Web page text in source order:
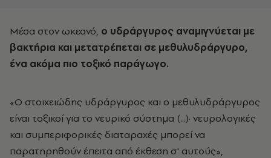
Μέσα στον ωκεανό, ο υδράργυρος αναμιγνύεται με
βακτήρια και μετατρέπεται σε μεθυλυδράργυρο,
ένα ακόμα πιο τοξικό παράγωγο.
«Ο στοιχειώδης υδράργυρος και ο μεθυλυδράργυρος
είναι τοξικοί για το νευρικό σύστημα (...)· νευρολογικές
και συμπεριφορικές διαταραχές μπορεί να
παρατηρηθούν έπειτα από έκθεση σ' αυτούς»,